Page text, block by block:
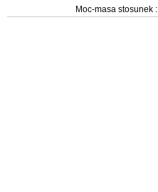
Moc-masa stosunek :